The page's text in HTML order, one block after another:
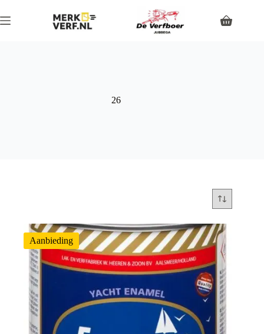
26
Aanbieding